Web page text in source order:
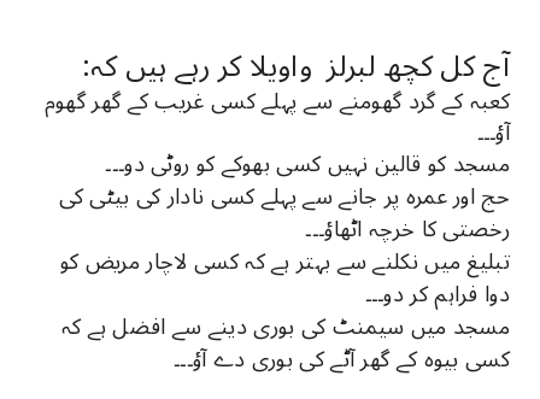
آج کل کچھ لبرلز واویلا کر رہے ہیں کہ:
کعبہ کے گرد گھومنے سے پہلے کسی غریب کے گھر گھوم
آؤ۔۔۔
مسجد کو قالین نہیں کسی بھوکے کو روٹی دو۔۔۔
حج اور عمرہ پر جانے سے پہلے کسی نادار کی بیٹی کی
رخصتی کا خرچہ اٹھاؤ۔۔۔
تبلیغ میں نکلنے سے بہتر ہے کہ کسی لاچار مریض کو
دوا فراہم کر دو۔۔۔
مسجد میں سیمنٹ کی بوری دینے سے افضل ہے کہ
کسی بیوہ کے گھر آٹے کی بوری دے آؤ۔۔۔